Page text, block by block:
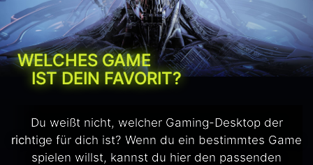
WELCHES GAME
IST DEIN FAVORIT?
Du weißt nicht, welcher Gaming-Desktop der
richtige für dich ist? Wenn du ein bestimmtes Game
spielen willst, kannst du hier den passenden